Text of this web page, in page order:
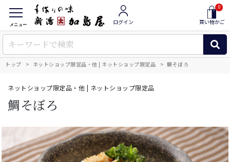
メニュー ログイン
0
買い物かご
トップ ネットショップ限定品・他 | ネットショップ限定品 鯛そぼろ
ネットショップ限定品・他 | ネットショップ限定品
鯛そぼろ